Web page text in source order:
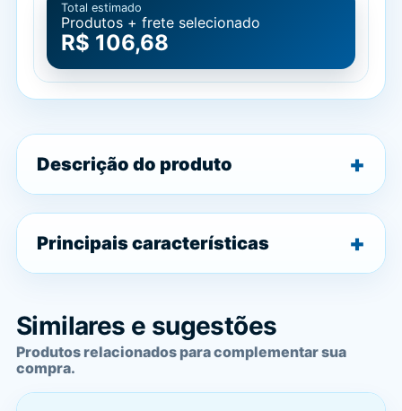
Total estimado
Produtos + frete selecionado
R$ 106,68
Descrição do produto
Principais características
Similares e sugestões
Produtos relacionados para complementar sua
compra.